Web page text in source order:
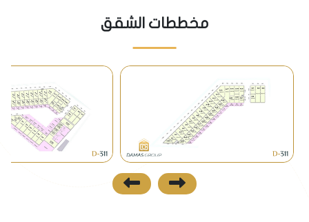
الأقدام، حيث يمكن من خلالها الوصول لمركز المدينة كما
يرتبط خط المترو بغيره من الخطوط التي تربط كافة أجزاء
• تعتبر منطقة المشروع من أكثر المناطق حيوية وتوفر
وسائل المواصلات من باصات وميني باص.
نظرة مستقبلية
مخططات الشقق